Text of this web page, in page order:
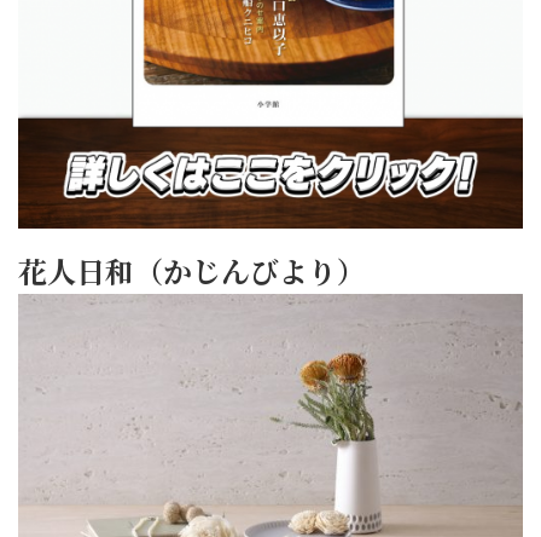
花人日和（かじんびより）